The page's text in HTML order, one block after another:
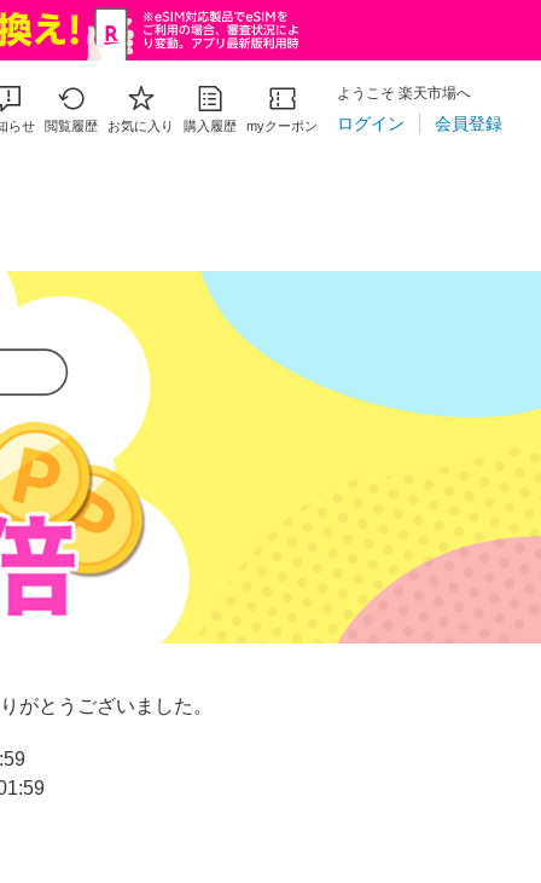
らせ 閲覧履歴 お気に入り 購入履歴 myクーポン
ようこそ 楽天市場へ
ログイン 会員登録
がとうございました。